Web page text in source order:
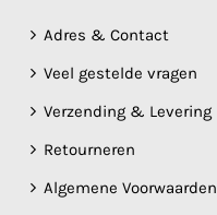
Adres & Contact
Veel gestelde vragen
Verzending & Levering
Retourneren
Algemene Voorwaarden